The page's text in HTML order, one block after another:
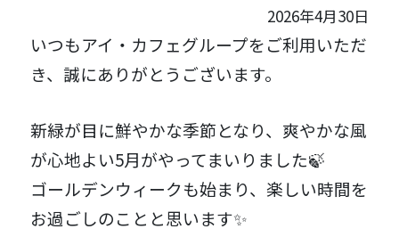
2026年4月30日
いつもアイ・カフェグループをご利用いただ
き、誠にありがとうございます。
新緑が目に鮮やかな季節となり、爽やかな風
が心地よい5月がやってまいりました🍃
ゴールデンウィークも始まり、楽しい時間を
お過ごしのことと思います✨